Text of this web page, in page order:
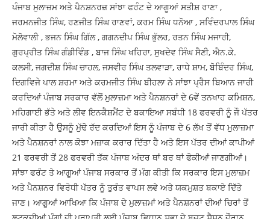
ਪੰਜਾਬ ਮੁਲਾਜ਼ਮ ਅਤੇ ਪੈਨਸ਼ਨਰਜ਼ ਸਾਂਝਾ ਫਰੰਟ ਦੇ ਆਗੂਆਂ ਸਤੀਸ਼ ਰਾਣਾ ,
ਜਰਮਨਜੀਤ ਸਿੰਘ, ਰਣਜੀਤ ਸਿੰਘ ਰਾਣਵਾਂ, ਕਰਮ ਸਿੰਘ ਧਨੋਆ , ਸਵਿੰਦਰਪਾਲ ਸਿੰਘ
ਮੋਲੋਵਾਲੀ , ਭਜਨ ਸਿੰਘ ਗਿੱਲ , ਗਗਨਦੀਪ ਸਿੰਘ ਭੁੱਲਰ, ਰਤਨ ਸਿੰਘ ਮਜਾਰੀ,
ਗੁਰਪ੍ਰੀਤ ਸਿੰਘ ਗੰਡੀਵਿੰਡ , ਬਾਜ ਸਿੰਘ ਖਹਿਰਾ, ਸੁਖਦੇਵ ਸਿੰਘ ਸੈਣੀ, ਐਨ.ਕੇ.
ਕਲਸੀ, ਜਗਦੀਸ਼ ਸਿੰਘ ਚਾਹਲ, ਜਸਵੀਰ ਸਿੰਘ ਤਲਵਾੜਾ, ਰਾਧੇ ਸ਼ਾਮ, ਬੋਬਿੰਦਰ ਸਿੰਘ,
ਦਿਗਵਿਜੇ ਪਾਲ ਸ਼ਰਮਾ ਅਤੇ ਕਰਮਜੀਤ ਸਿੰਘ ਬੀਹਲਾ ਨੇ ਸਾਂਝਾ ਪ੍ਰੈਸ ਬਿਆਨ ਜਾਰੀ
ਕਰਦਿਆਂ ਪੰਜਾਬ ਸਰਕਾਰ ਵੱਲੋਂ ਮੁਲਾਜ਼ਮਾ ਅਤੇ ਪੈਨਸ਼ਨਰਾਂ ਦੇ 6ਵੇਂ ਤਨਖਾਹ ਕਮਿਸ਼ਨ,
ਮਹਿਗਾਈ ਭੱਤੇ ਅਤੇ ਲੀਵ ਇਨਕੈਸ਼ਮੈਂਟ ਦੇ ਬਕਾਇਆ ਸਬੰਧੀ 18 ਫਰਵਰੀ ਨੂੰ ਜੌ ਪੱਤਰ
ਜਾਰੀ ਕੀਤਾ ਹੈ ਉਸਨੂੰ ਮੁੱਢੋ ਰੱਦ ਕਰਦਿਆਂ ਇਸ ਨੂੰ ਪੰਜਾਬ ਦੇ 6 ਲੱਖ ਤੋਂ ਵੱਧ ਮੁਲਾਜ਼ਮਾ
ਅਤੇ ਪੈਨਸ਼ਨਰਾਂ ਨਾਲ ਕੋਝਾ ਮਜ਼ਾਕ ਕਰਾਰ ਦਿੱਤਾ ਹੈ ਅਤੇ ਇਸ ਪੱਤਰ ਦੀਆਂ ਕਾਪੀਆਂ
21 ਫਰਵਰੀ ਤੋਂ 28 ਫਰਵਰੀ ਤੱਕ ਪੰਜਾਬ ਅੰਦਰ ਥਾਂ ਬਰ ਥਾਂ ਫੋਕੀਆਂ ਜਾਣਗੀਆਂ।
ਸਾਂਝਾ ਫਰੰਟ ਤੇ ਆਗੂਆਂ ਪੰਜਾਬ ਸਰਕਾਰ ਤੋਂ ਮੰਗ ਕੀਤੀ ਕਿ ਸਰਕਾਰ ਇਸ ਮੁਲਾਜ਼ਮ
ਅਤੇ ਪੈਨਸ਼ਨਰ ਵਿਰੋਧੀ ਪੱਤਰ ਨੂੰ ਤੁਰੰਤ ਵਾਪਸ ਲਵੇ ਅਤੇ ਯਕਮੁਸ਼ਤ ਬਕਾਏ ਦਿੱਤੇ
ਜਾਣ। ਆਗੂਆਂ ਆਖਿਆ ਕਿ ਪੰਜਾਬ ਦੇ ਮੁਲਾਜ਼ਮਾਂ ਅਤੇ ਪੈਨਸ਼ਨਰਾਂ ਦੀਆਂ ਚਿਰਾਂ ਤੋਂ